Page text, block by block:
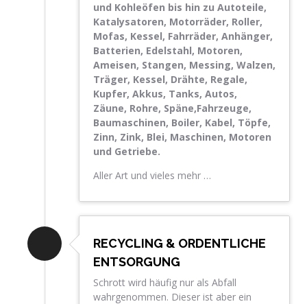
und Kohleöfen bis hin zu Autoteile,
Katalysatoren, Motorräder, Roller,
Mofas, Kessel, Fahrräder, Anhänger,
Batterien, Edelstahl, Motoren,
Ameisen, Stangen, Messing, Walzen,
Träger, Kessel, Drähte, Regale,
Kupfer, Akkus, Tanks, Autos,
Zäune, Rohre, Späne,Fahrzeuge,
Baumaschinen, Boiler, Kabel, Töpfe,
Zinn, Zink, Blei, Maschinen, Motoren
und Getriebe.
Aller Art und vieles mehr …
RECYCLING & ORDENTLICHE
ENTSORGUNG
Schrott wird häufig nur als Abfall
wahrgenommen. Dieser ist aber ein